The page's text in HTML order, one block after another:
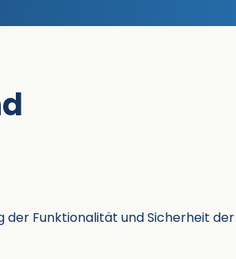
der Funktionalität und Sicherheit der